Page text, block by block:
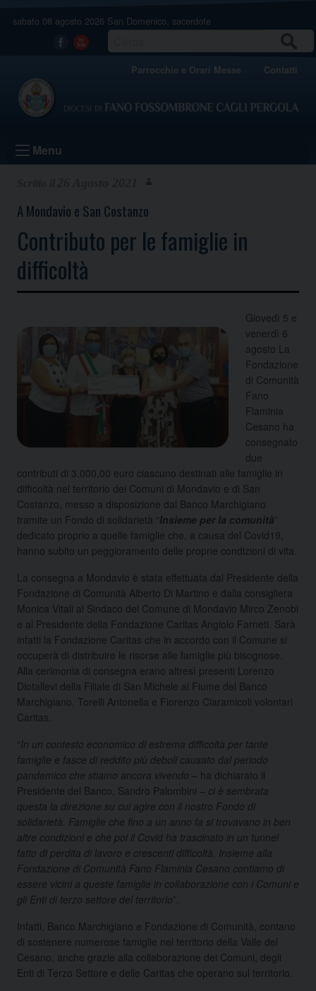
sabato 08 agosto 2026 San Domenico, sacerdote
Facebook
Youtube
Parrocchie e Orari Messe Contatti
Menu
A Mondavio e San Costanzo
Contributo per le famiglie in
difficoltà
Giovedì 5 e
venerdì 6
agosto La
Fondazione
di Comunità
Fano
Flaminia
Cesano ha
consegnato
due
contributi di 3.000,00 euro ciascuno destinati alle famiglie in
difficoltà nel territorio dei Comuni di Mondavio e di San
Costanzo, messo a disposizione dal Banco Marchigiano
tramite un Fondo di solidarietà “Insieme per la comunità”
dedicato proprio a quelle famiglie che, a causa del Covid19,
hanno subito un peggioramento delle proprie condizioni di vita.
La consegna a Mondavio è stata effettuata dal Presidente della
Fondazione di Comunità Alberto Di Martino e dalla consigliera
Monica Vitali al Sindaco del Comune di Mondavio Mirco Zenobi
e al Presidente della Fondazione Caritas Angiolo Farneti. Sarà
infatti la Fondazione Caritas che in accordo con il Comune si
occuperà di distribuire le risorse alle famiglie più bisognose.
Alla cerimonia di consegna erano altresì presenti Lorenzo
Diotallevi della Filiale di San Michele al Fiume del Banco
Marchigiano, Torelli Antonella e Fiorenzo Ciaramicoli volontari
Caritas.
“In un contesto economico di estrema difficoltà per tante
famiglie e fasce di reddito più deboli causato dal periodo
pandemico che stiamo ancora vivendo – ha dichiarato il
Presidente del Banco, Sandro Palombini – ci è sembrata
questa la direzione su cui agire con il nostro Fondo di
solidarietà. Famiglie che fino a un anno fa si trovavano in ben
altre condizioni e che poi il Covid ha trascinato in un tunnel
fatto di perdita di lavoro e crescenti difficoltà. Insieme alla
Fondazione di Comunità Fano Flaminia Cesano contiamo di
essere vicini a queste famiglie in collaborazione con i Comuni e
gli Enti di terzo settore del territorio”.
Infatti, Banco Marchigiano e Fondazione di Comunità, contano
di sostenere numerose famiglie nel territorio della Valle del
Cesano, anche grazie alla collaborazione dei Comuni, degli
Enti di Terzo Settore e delle Caritas che operano sul territorio.